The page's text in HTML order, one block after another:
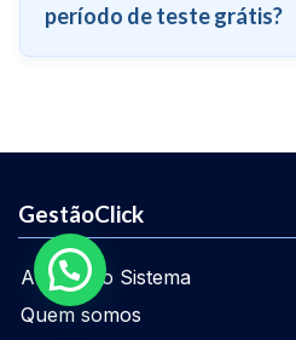
período de teste grátis?
GestãoClick
Acessar o Sistema
Quem somos